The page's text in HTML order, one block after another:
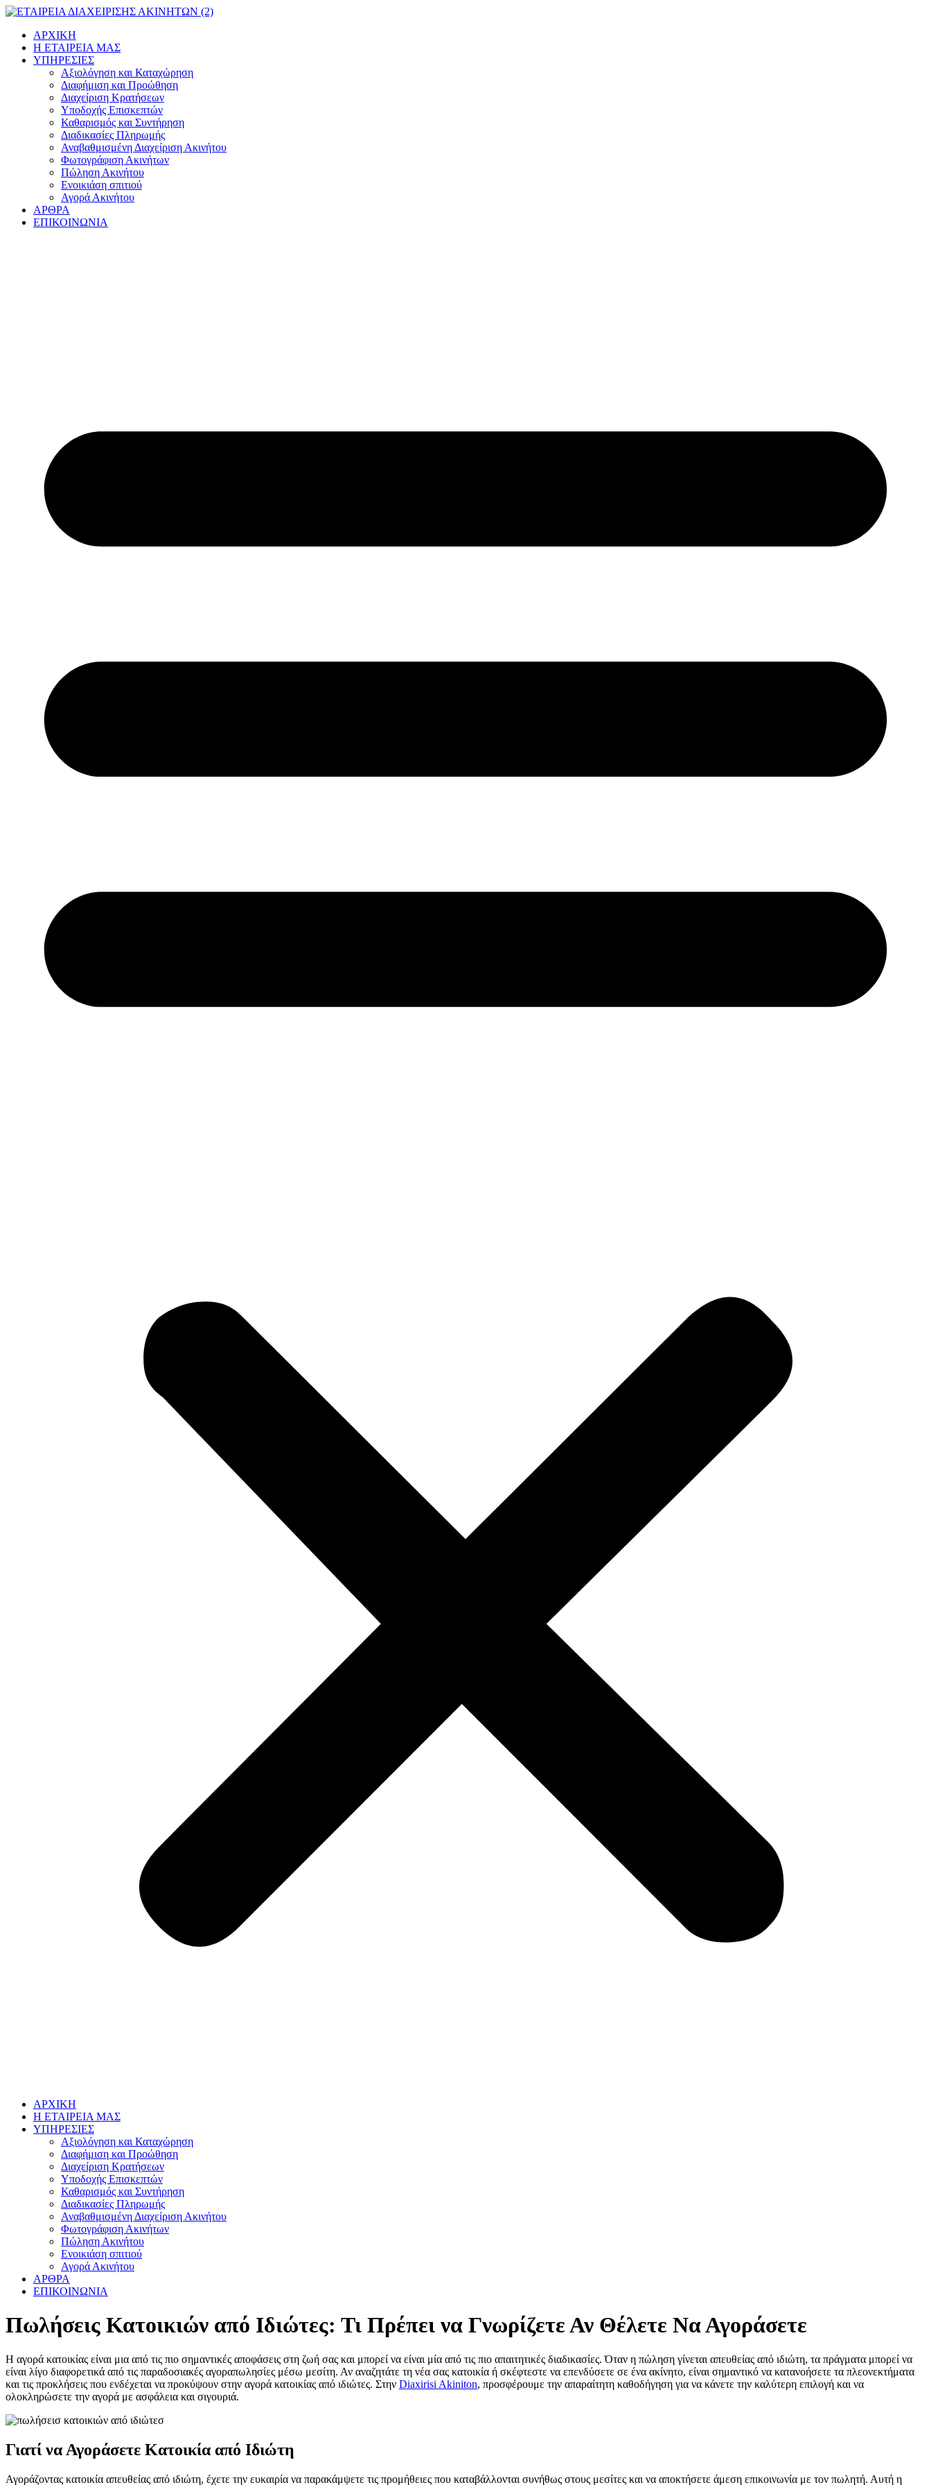
Μετάβαση
περιεχόμενο
ΑΡΧΙΚΗ
Η ΕΤΑΙΡΕΙΑ ΜΑΣ
ΥΠΗΡΕΣΙΕΣ
Αξιολόγηση και Καταχώρηση
Διαφήμιση και Προώθηση
Διαχείριση Κρατήσεων
Υποδοχής Επισκεπτών
Καθαρισμός και Συντήρηση
Διαδικασίες Πληρωμής
Αναβαθμισμένη Διαχείριση Ακινήτου
Φωτογράφιση Ακινήτων
Πώληση Ακινήτου
Ενοικιάση σπιτιού
Αγορά Ακινήτου
ΑΡΘΡΑ
ΕΠΙΚΟΙΝΩΝΙΑ
ΑΡΧΙΚΗ
Η ΕΤΑΙΡΕΙΑ ΜΑΣ
ΥΠΗΡΕΣΙΕΣ
Αξιολόγηση και Καταχώρηση
Διαφήμιση και Προώθηση
Διαχείριση Κρατήσεων
Υποδοχής Επισκεπτών
Καθαρισμός και Συντήρηση
Διαδικασίες Πληρωμής
Αναβαθμισμένη Διαχείριση Ακινήτου
Φωτογράφιση Ακινήτων
Πώληση Ακινήτου
Ενοικιάση σπιτιού
Αγορά Ακινήτου
ΑΡΘΡΑ
ΕΠΙΚΟΙΝΩΝΙΑ
Πωλήσεις Κατοικιών από Ιδιώτες: Τι Πρέπει να Γνωρίζετε Αν Θέλετε Να Αγοράσετε
Η αγορά κατοικίας είναι μια από τις πιο σημαντικές αποφάσεις στη ζωή σας και μπορεί να είναι μία από τις πιο απαιτητικές διαδικασίες. Όταν η πώληση γίνεται απευθείας από ιδιώτη, τα πράγματα μπορεί να
είναι λίγο διαφορετικά από τις παραδοσιακές αγοραπωλησίες μέσω μεσίτη. Αν αναζητάτε τη νέα σας κατοικία ή σκέφτεστε να επενδύσετε σε ένα ακίνητο, είναι σημαντικό να κατανοήσετε τα πλεονεκτήματα
και τις προκλήσεις που ενδέχεται να προκύψουν στην αγορά κατοικίας από ιδιώτες. Στην Diaxirisi Akiniton, προσφέρουμε την απαραίτητη καθοδήγηση για να κάνετε την καλύτερη επιλογή και να
ολοκληρώσετε την αγορά με ασφάλεια και σιγουριά.
Γιατί να Αγοράσετε Κατοικία από Ιδιώτη
Αγοράζοντας κατοικία απευθείας από ιδιώτη, έχετε την ευκαιρία να παρακάμψετε τις προμήθειες που καταβάλλονται συνήθως στους μεσίτες και να αποκτήσετε άμεση επικοινωνία με τον πωλητή. Αυτή η